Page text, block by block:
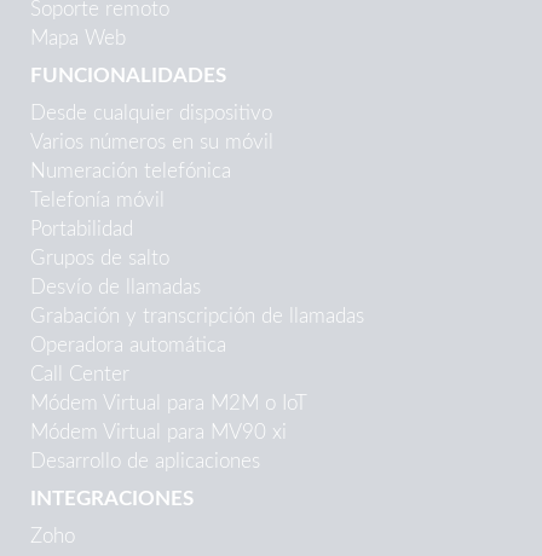
Soporte remoto
Mapa Web
FUNCIONALIDADES
Desde cualquier dispositivo
Varios números en su móvil
Numeración telefónica
Telefonía móvil
Portabilidad
Grupos de salto
Desvío de llamadas
Grabación y transcripción de llamadas
Operadora automática
Call Center
Módem Virtual para M2M o IoT
Módem Virtual para MV90 xi
Desarrollo de aplicaciones
INTEGRACIONES
Zoho